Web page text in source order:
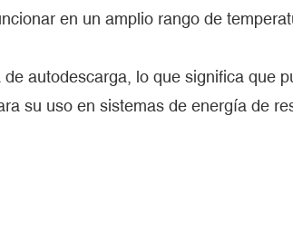
en un amplio rango de
autodescarga, lo que significa que
su uso en sistemas de energía de